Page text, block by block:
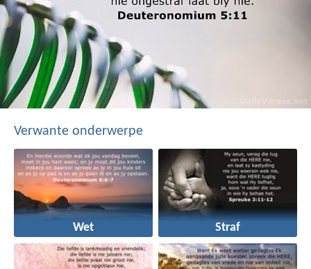
Verwante onderwerpe
Wet Straf